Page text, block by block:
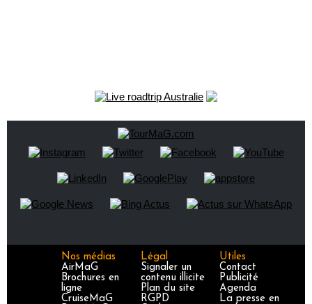
Nos médias
AirMaG
Brochures en
ligne
CruiseMaG
Légal
Signaler un
contenu illicite
Plan du site
RGPD
Utiles
Contact
Publicité
Agenda
La presse en